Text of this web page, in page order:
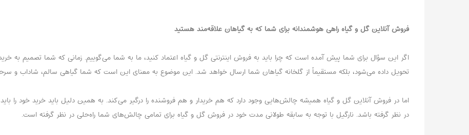
فروش آنلاین گل و گیاه راهی هوشمندانه برای شما که به گیاهان علاقه‌مند هستید
اگر این سؤال برای شما پیش آمده است که چرا باید به فروش اینترنتی گل و گیاه اعتماد کنید، ما به شما می‌گوییم. زمانی که شما تصمیم به
تحویل داده می‌شود، بلکه مستقیماً از گلخانه گیاهان شما ارسال خواهد شد. این موضوع به معنای این است که شما گیاهی سالم، شاداب و
اما در فروش آنلاین گل و گیاه همیشه چالش‌هایی وجود دارد که هم خریدار و هم فروشنده را درگیر می‌کند. به همین دلیل باید خرید خود را
در نظر گرفته باشد. نارگیل با توجه به سابقه طولانی مدت خود در فروش گل و گیاه برای تمامی چالش‌های شما راه‌حلی در نظر گرفته است.